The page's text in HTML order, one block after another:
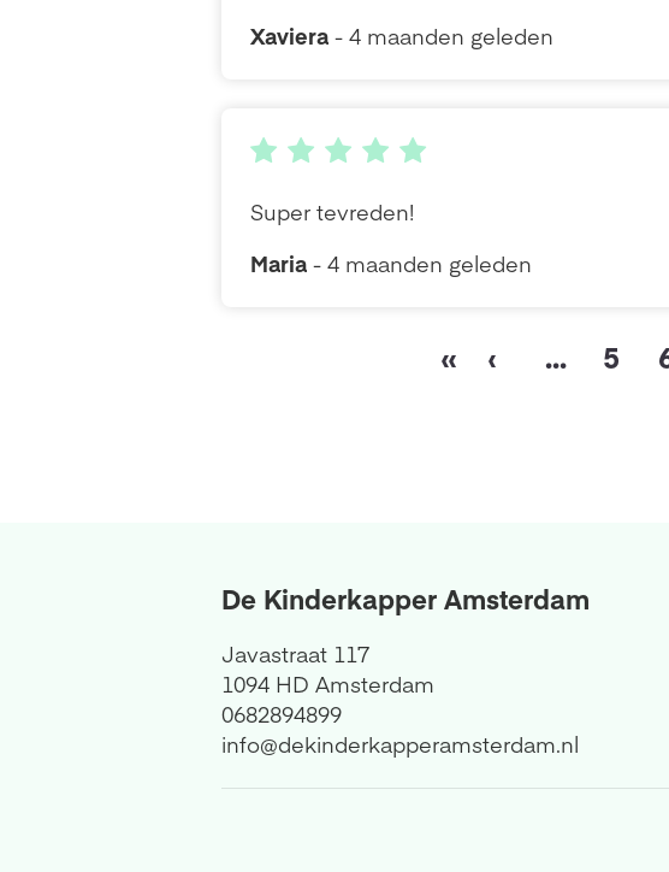
Xaviera - 4 maanden geleden
Super tevreden!
Maria - 4 maanden geleden
« ‹ ... 5
De Kinderkapper Amsterdam
Javastraat 117
1094 HD Amsterdam
0682894899
info@dekinderkapperamsterdam.nl